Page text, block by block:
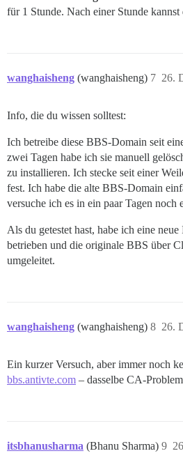
für 1 Stunde. Nach einer Stunde kannst
wanghaisheng (wanghaisheng) 26.
7
Info, die du wissen solltest:
Ich betreibe diese BBS-Domain seit
zwei Tagen habe ich sie manuell
zu installieren. Ich stecke seit einer
fest. Ich habe die alte BBS-Domain
versuche ich es in ein paar Tagen noch
Als du getestet hast, habe ich eine
betrieben und die originale BBS über
umgeleitet.
wanghaisheng (wanghaisheng) 26.
8
Ein kurzer Versuch, aber immer noch
bbs.antivte.com – dasselbe CA-
itsbhanusharma (Bhanu Sharma) 9